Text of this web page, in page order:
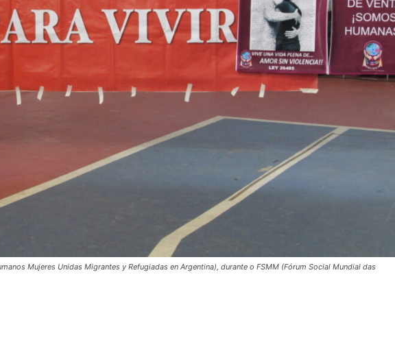
Mujeres Unidas Migrantes y Refugiadas en Argentina), durante o FSMM (Fórum Social Mundial das